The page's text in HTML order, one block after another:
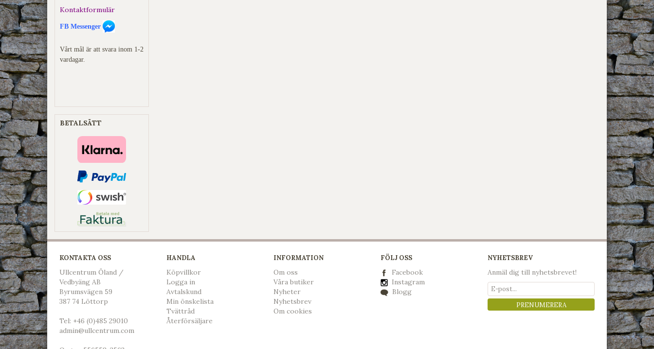
Kontaktformulär
FB Messenger
Vårt mål är att svara inom 1-2
vardagar.
BETALSÄTT
KONTAKTA OSS
Ullcentrum Öland /
Vedbyäng AB
Byrumsvägen 59
387 74 Löttorp
Tel: +46 (0)485 29010
admin@ullcentrum.com
HANDLA
Köpvillkor
Logga in
Avtalskund
Min önskelista
Tvättråd
Återförsäljare
INFORMATION
Om oss
Våra butiker
Nyheter
Nyhetsbrev
Om cookies
FÖLJ OSS
Facebook
Instagram
Blogg
NYHETSBREV
Anmäl dig till nyhetsbrevet!
PRENUMERERA